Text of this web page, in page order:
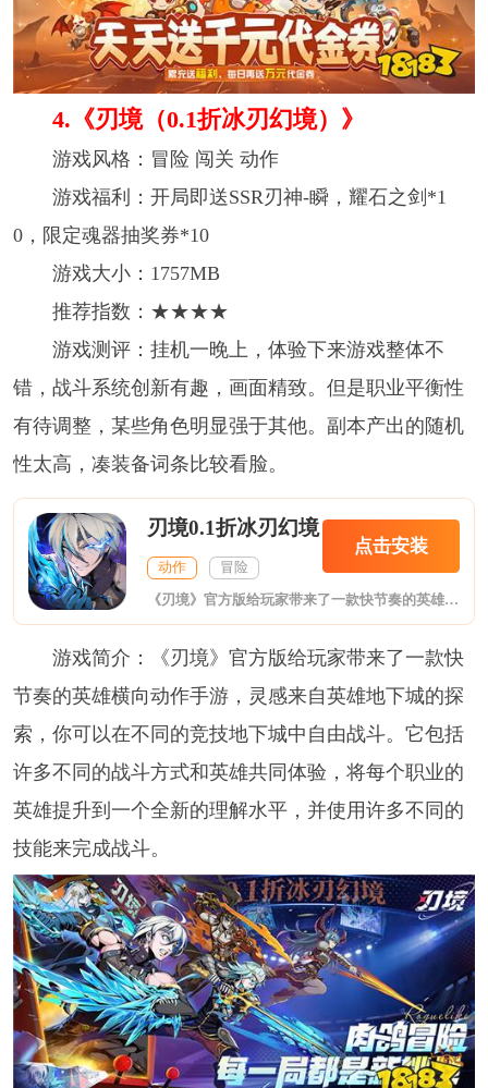
4.《刃境（0.1折冰刃幻境）》
游戏风格：冒险 闯关 动作
游戏福利：开局即送SSR刃神-瞬，耀石之剑*1
0，限定魂器抽奖券*10
游戏大小：1757MB
推荐指数：★★★★
游戏测评：挂机一晚上，体验下来游戏整体不
错，战斗系统创新有趣，画面精致。但是职业平衡性
有待调整，某些角色明显强于其他。副本产出的随机
性太高，凑装备词条比较看脸。
刃境0.1折冰刃幻境
动作 冒险
点击安装
《刃境》官方版给玩家带来了一款快节奏的英雄横向动作手游，灵感来自英雄地下城的探索，你可以在不同的竞技地下城中自由战斗。它包括许多不同的战斗方式和英雄共同体验，将每个职业的英雄提升到一个全新的理解水平，并使用许多不同的技能来完成战斗。
游戏简介：《刃境》官方版给玩家带来了一款快
节奏的英雄横向动作手游，灵感来自英雄地下城的探
索，你可以在不同的竞技地下城中自由战斗。它包括
许多不同的战斗方式和英雄共同体验，将每个职业的
英雄提升到一个全新的理解水平，并使用许多不同的
技能来完成战斗。